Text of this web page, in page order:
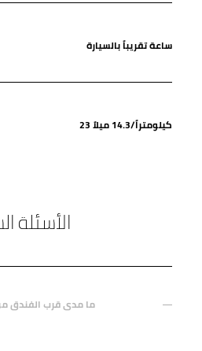
ساعة تقريباً بالسيارة
23 كيلومتراً/14.3 ميلاً
الأسئلة
ما مدى قرب الفندق